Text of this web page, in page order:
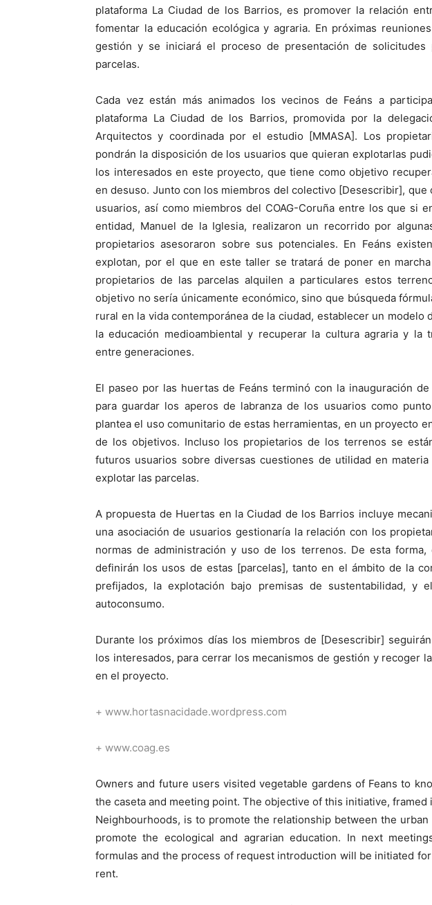
plataforma La Ciudad de los Barrios, es promover la relación
fomentar la educación ecológica y agraria. En próximas
gestión y se iniciará el proceso de presentación de
parcelas.
Cada vez están más animados los vecinos de Feáns a
plataforma La Ciudad de los Barrios, promovida por la
Arquitectos y coordinada por el estudio [MMASA]. Los
pondrán la disposición de los usuarios que quieran explotarlas
los interesados en este proyecto, que tiene como objetivo
en desuso. Junto con los miembros del colectivo [Desescribir], que
usuarios, así como miembros del COAG-Coruña entre los que si
entidad, Manuel de la Iglesia, realizaron un recorrido por
propietarios asesoraron sobre sus potenciales. En Feáns
explotan, por el que en este taller se tratará de poner en
propietarios de las parcelas alquilen a particulares estos
objetivo no sería únicamente económico, sino que búsqueda
rural en la vida contemporánea de la ciudad, establecer un modelo
la educación medioambiental y recuperar la cultura agraria y la
entre generaciones.
El paseo por las huertas de Feáns terminó con la inauguración
para guardar los aperos de labranza de los usuarios como
plantea el uso comunitario de estas herramientas, en un proyecto
de los objetivos. Incluso los propietarios de los terrenos se
futuros usuarios sobre diversas cuestiones de utilidad en
explotar las parcelas.
A propuesta de Huertas en la Ciudad de los Barrios incluye
una asociación de usuarios gestionaría la relación con los
normas de administración y uso de los terrenos. De esta forma,
definirán los usos de estas [parcelas], tanto en el ámbito de la
prefijados, la explotación bajo premisas de sustentabilidad, y
autoconsumo.
Durante los próximos días los miembros de [Desescribir]
los interesados, para cerrar los mecanismos de gestión y recoger
en el proyecto.
+ www.hortasnacidade.wordpress.com
+ www.coag.es
Owners and future users visited vegetable gardens of Feans to
the caseta and meeting point. The objective of this initiative,
Neighbourhoods, is to promote the relationship between the
promote the ecological and agrarian education. In next
formulas and the process of request introduction will be initiated
rent.